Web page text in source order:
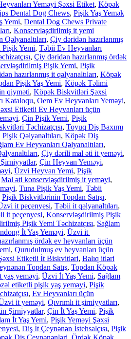
Yeməyi Şəxsi Etiket, Köpək
Dental Dog Chews, Pişik Yaş Yemək
Yemi, Dental Dog Chews Private
, Konservləşdirilmiş it yemi
Qəlyanaltıları, Çiy dəridən hazırlanmış
Yemi, Təbii Ev Heyvanları
, Çiy dəridən hazırlanmış ördək
Pişik Yemi, Pişik
hazırlanmış it qəlyanaltıları, Köpək
Pişik Yaş Yemi, Köpək Təlimi
qiyməti, Köpək Biskvitləri Şəxsi
Kataloqu, Oem Ev Heyvanları Yeməyi,
Etiketli Ev Heyvanları üçün
, Çin Pişik Yemi, Pişik
Təchizatçısı, Toyuq Diş Baxımı
Pişik Qəlyanaltıları, Köpək Diş
Ev Heyvanları Qəlyanaltıları,
, Çiy dərili mal əti it yeməyi,
, Çin Heyvan Yeməyi,
, Üzvi Heyvan Yemi, Pişik
Mal əti konservləşdirilmiş it yeməyi,
, Tuna Pişik Yaş Yemi, Təbii
Pişik Biskvitlərinin Topdan Satışı,
it ​​peçenyesi, Təbii it qəlyanaltıları,
it peçenyesi, Konservləşdirilmiş Pişik
Pişik Yemi Təchizatçısı, Sağlam
İt Yaş Yeməyi, Üzvi it ​​
ördək ev heyvanları üçün
, Qurudulmuş ev heyvanları üçün
Etiketli İt Biskvitləri, Balıq itləri
Topdan Satış, Topdan Köpək
yaş yeməyi, Üzvi İt Yaş Yemi, Sağlam
etiketli pişik yaş yeməyi, Pişik
, Ev Heyvanları üçün
it ​​yeməyi, Qıvrımlı it şirniyyatları,
Şirniyyatlar, Çin İt Yaş Yemi, Pişik
İt Yaş Yemi, Pişik Yeməyi Şəxsi
, Diş İt Çeynənən İstehsalçısı, Pişik
Diş Çeynənənləri Ördək Köpək